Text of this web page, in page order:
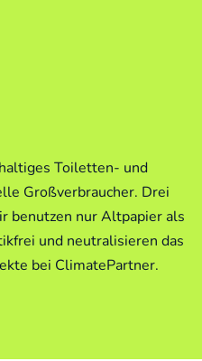
Toiletten- und
Großverbraucher. Drei
benutzen nur Altpapier als
und neutralisieren das
bei ClimatePartner.